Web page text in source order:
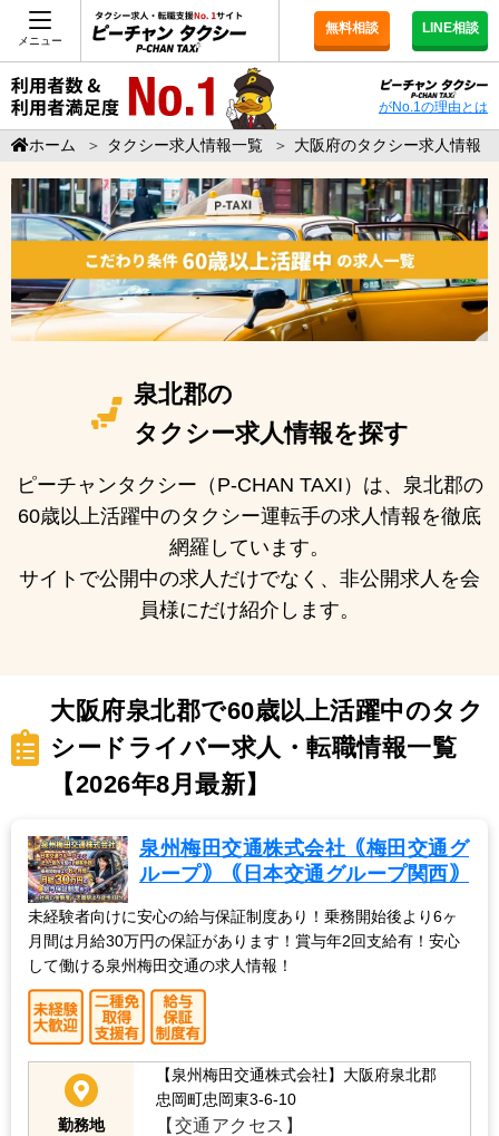
メニュー
無料相談 LINE相談
がNo.1の理由とは
ホーム ＞ タクシー求人情報一覧 ＞ 大阪府のタクシー求人情報
泉北郡の
タクシー求人情報を探す
ピーチャンタクシー（P-CHAN TAXI）は、泉北郡の
60歳以上活躍中のタクシー運転手の求人情報を徹底
網羅しています。
サイトで公開中の求人だけでなく、非公開求人を会
員様にだけ紹介します。
大阪府泉北郡で60歳以上活躍中のタク
シードライバー求人・転職情報一覧
【2026年8月最新】
泉州梅田交通株式会社｟梅田交通グ
ループ｠｟日本交通グループ関西｠
未経験者向けに安心の給与保証制度あり！乗務開始後より6ヶ
月間は月給30万円の保証があります！賞与年2回支給有！安心
して働ける泉州梅田交通の求人情報！
勤務地
【泉州梅田交通株式会社】大阪府泉北郡
忠岡町忠岡東3-6-10
【交通アクセス】